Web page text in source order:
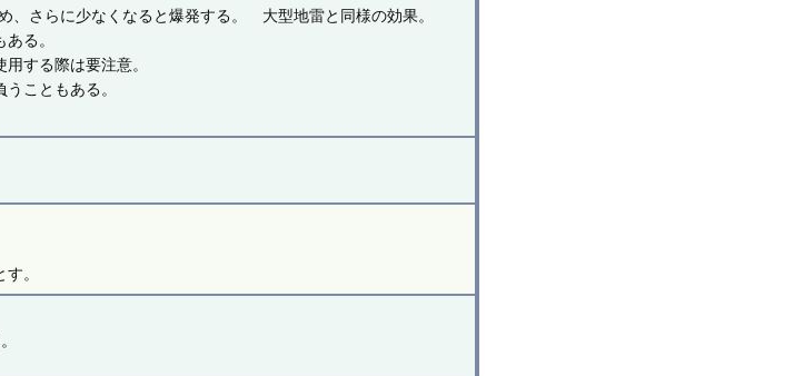
、さらに少なくなると爆発する。 大型地雷と同様の効果。
る。
する際は要注意。
こともある。
。